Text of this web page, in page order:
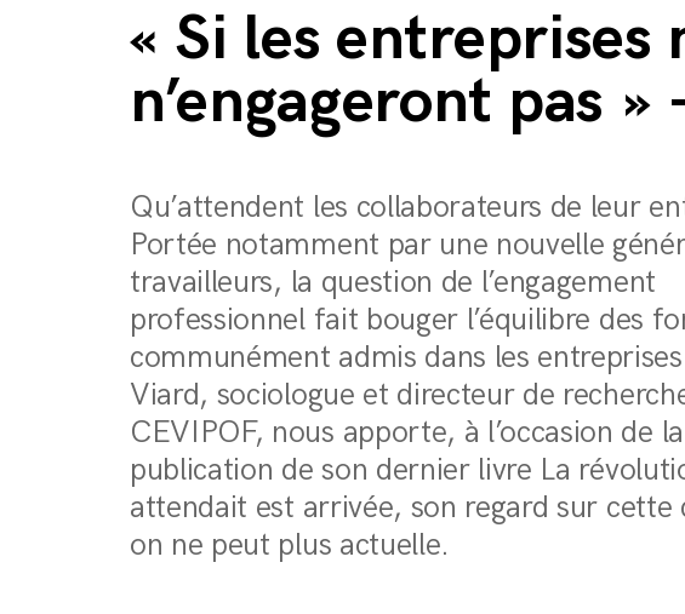
« Si les entreprises
n’engageront pas
Qu’attendent les collaborateurs de leur
Portée notamment par une nouvelle
travailleurs, la question de l’engagement
professionnel fait bouger l’équilibre des
communément admis dans les
Viard, sociologue et directeur de
CEVIPOF, nous apporte, à l’occasion de la
publication de son dernier livre La
attendait est arrivée, son regard sur cette
on ne peut plus actuelle.